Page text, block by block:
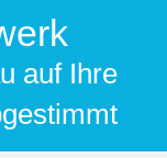
auf Ihre